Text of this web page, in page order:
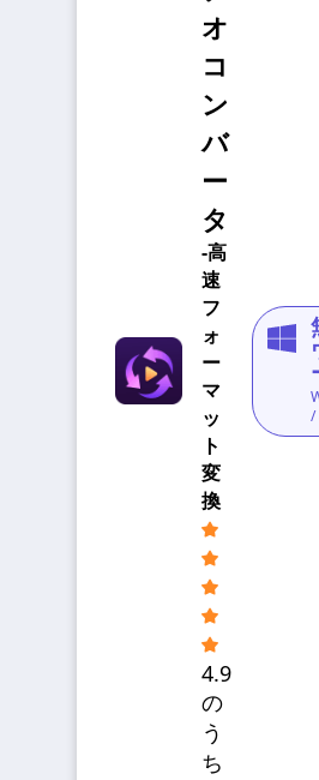
オ
コ
ン
バ
ー
タ
-高
速
フ
ォ
ー
マ
ッ
ト
変
換
4.9
の
う
ち
/